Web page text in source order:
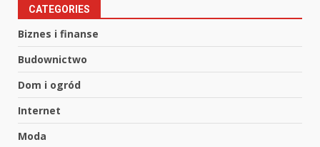
CATEGORIES
Biznes i finanse
Budownictwo
Dom i ogród
Internet
Moda